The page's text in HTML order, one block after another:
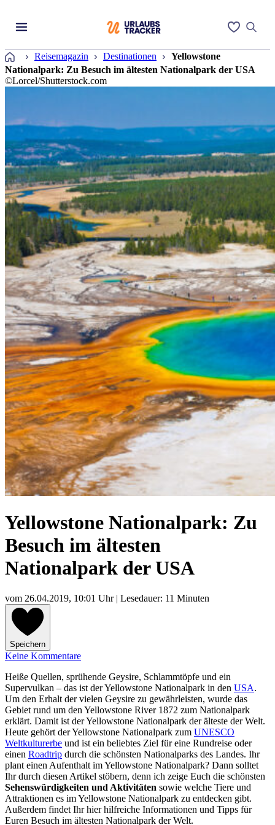
Startseite
Reisemagazin Destinationen
Yellowstone
Nationalpark: Zu Besuch im ältesten Nationalpark der USA
©Lorcel/Shutterstock.com
Yellowstone Nationalpark: Zu
Besuch im ältesten
Nationalpark der USA
vom 26.04.2019, 10:01 Uhr| Lesedauer: 11 Minuten
Speichern
Keine Kommentare
Heiße Quellen, sprühende Geysire, Schlammtöpfe und ein
Supervulkan – das ist der Yellowstone Nationalpark in den USA.
Um den Erhalt der vielen Geysire zu gewährleisten, wurde das
Gebiet rund um den Yellowstone River 1872 zum Nationalpark
erklärt. Damit ist der Yellowstone Nationalpark der älteste der Welt.
Heute gehört der Yellowstone Nationalpark zum UNESCO
Weltkulturerbe und ist ein beliebtes Ziel für eine Rundreise oder
einen Roadtrip durch die schönsten Nationalparks des Landes. Ihr
plant einen Aufenthalt im Yellowstone Nationalpark? Dann solltet
Ihr durch diesen Artikel stöbern, denn ich zeige Euch die schönsten
Sehenswürdigkeiten und Aktivitäten sowie welche Tiere und
Attraktionen es im Yellowstone Nationalpark zu entdecken gibt.
Außerdem findet Ihr hier hilfreiche Informationen und Tipps für
Euren Besuch im ältesten Nationalpark der Welt.